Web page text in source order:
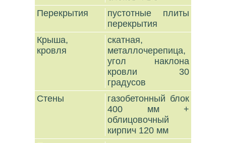
Перекрытия
пустотные плиты
перекрытия
Крыша,
кровля
скатная,
металлочерепица,
угол наклона
кровли 30
градусов
Стены
газобетонный блок
400 мм +
облицовочный
кирпич 120 мм